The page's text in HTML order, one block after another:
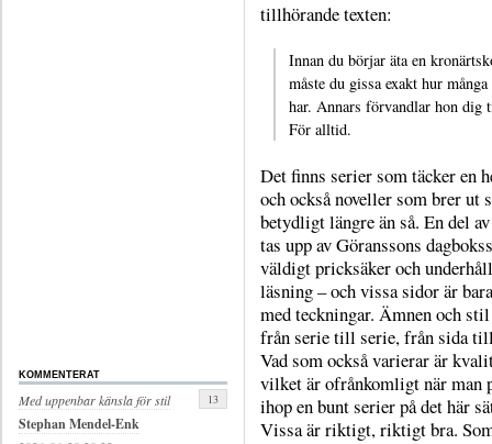
tillhörande texten:
Innan du börjar äta en
måste du gissa exakt hur
har. Annars förvandlar hon
För alltid.
Det finns serier som täcker en
och också noveller som brer ut
betydligt längre än så. En del
tas upp av Göranssons
väldigt pricksäker och
läsning – och vissa sidor är
med teckningar. Ämnen och
från serie till serie, från sida
Vad som också varierar är
vilket är ofrånkomligt när man
ihop en bunt serier på det här
Vissa är riktigt, riktigt bra.
KOMMENTERAT
Med uppenbar känsla för stil
Stephan Mendel-Enk
13